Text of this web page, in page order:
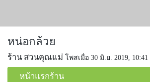
หน่อกล้วย
ร้าน สวนคุณแม่ โพสเมื่อ 30 มิ.ย. 2019,
หน้าแรกร้าน